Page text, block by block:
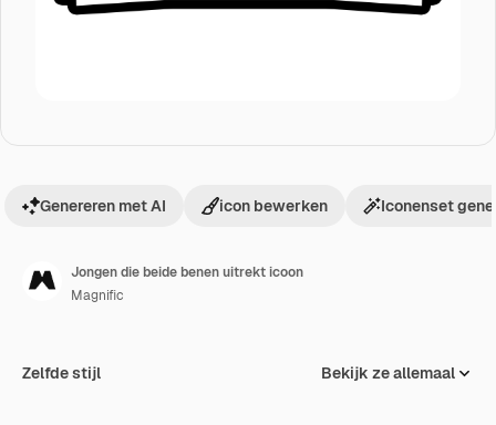
Genereren met AI icon bewerken Iconenset
Jongen die beide benen uitrekt icoon
Magnific
Zelfde stijl Bekijk ze allemaal